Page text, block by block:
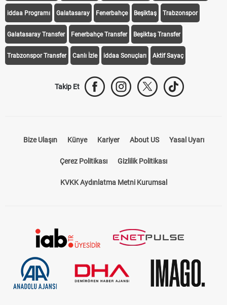
iddaa Programı Galatasaray Fenerbahçe Beşiktaş Trabzonspor
Galatasaray Transfer Fenerbahçe Transfer Beşiktaş Transfer
Trabzonspor Transfer Canlı İzle iddaa Sonuçları Aktif Sayaç
Takip Et
Bize Ulaşın Künye Kariyer About US Yasal Uyarı
Çerez Politikası Gizlilik Politikası
KVKK Aydınlatma Metni Kurumsal